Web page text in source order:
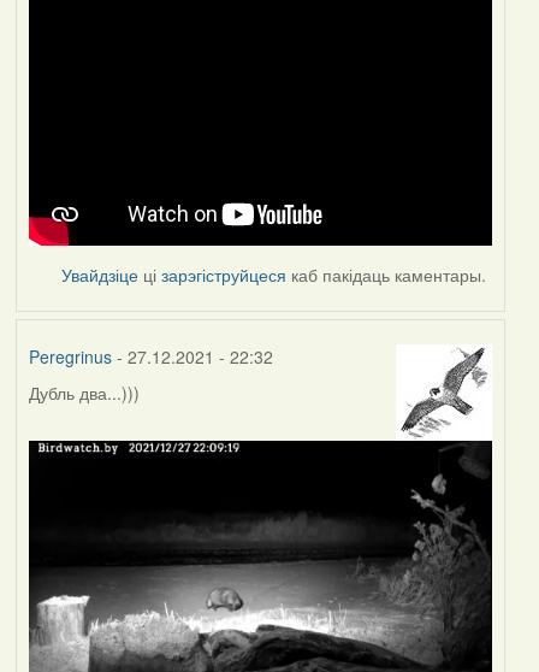
Увайдзіце цізарэгіструйцеся каб пакідаць каментары.
Peregrinus- 27.12.2021 - 22:32
Дубль два...)))